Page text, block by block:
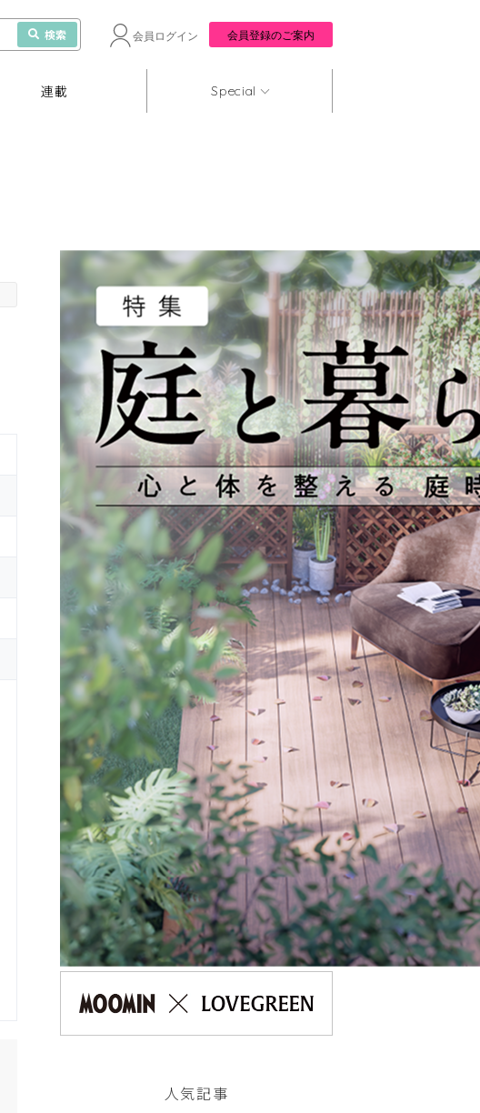
検索 会員ログイン 会員登録のご案内
連載 Special
人気記事